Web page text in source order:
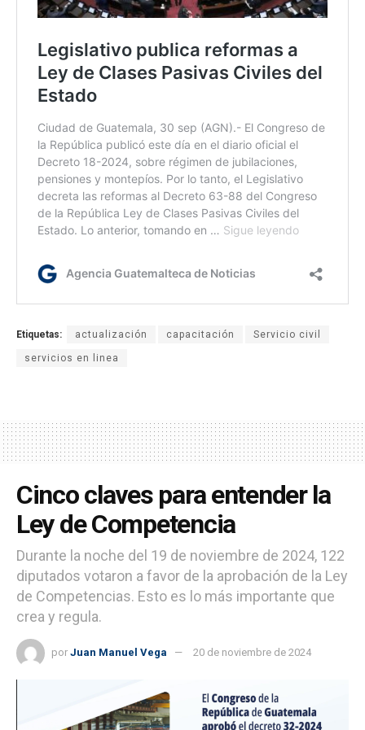
Etiquetas: actualización capacitación Servicio civil
servicios en linea
Cinco claves para entender la
Ley de Competencia
Durante la noche del 19 de noviembre de 2024, 122
diputados votaron a favor de la aprobación de la Ley
de Competencias. Esto es lo más importante que
crea y regula.
por Juan Manuel Vega 20 de noviembre de 2024